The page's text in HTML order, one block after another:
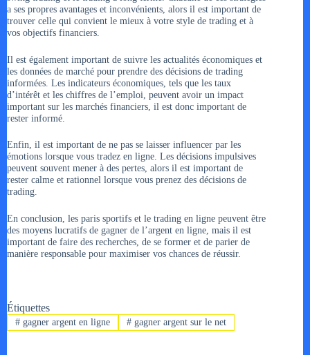
a ses propres avantages et inconvénients, alors il est important de
trouver celle qui convient le mieux à votre style de trading et à
vos objectifs financiers.
Il est également important de suivre les actualités économiques et
les données de marché pour prendre des décisions de trading
informées. Les indicateurs économiques, tels que les taux
d’intérêt et les chiffres de l’emploi, peuvent avoir un impact
important sur les marchés financiers, il est donc important de
rester informé.
Enfin, il est important de ne pas se laisser influencer par les
émotions lorsque vous tradez en ligne. Les décisions impulsives
peuvent souvent mener à des pertes, alors il est important de
rester calme et rationnel lorsque vous prenez des décisions de
trading.
En conclusion, les paris sportifs et le trading en ligne peuvent être
des moyens lucratifs de gagner de l’argent en ligne, mais il est
important de faire des recherches, de se former et de parier de
manière responsable pour maximiser vos chances de réussir.
Étiquettes
#gagner argent en ligne #gagner argent sur le net